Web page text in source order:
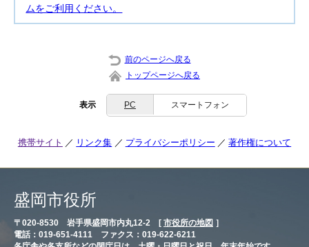
ムをご利用ください。
前のページへ戻る
トップページへ戻る
表示 PC スマートフォン
携帯サイト リンク集 プライバシーポリシー 著作権について
盛岡市役所
〒020-8530 岩手県盛岡市内丸12-2 [ 市役所の地図 ］
電話：019-651-4111 ファクス：019-622-6211